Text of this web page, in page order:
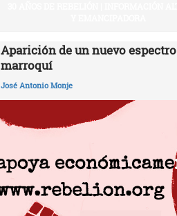
Aparición de un nuevo espectro
marroquí
José Antonio Monje